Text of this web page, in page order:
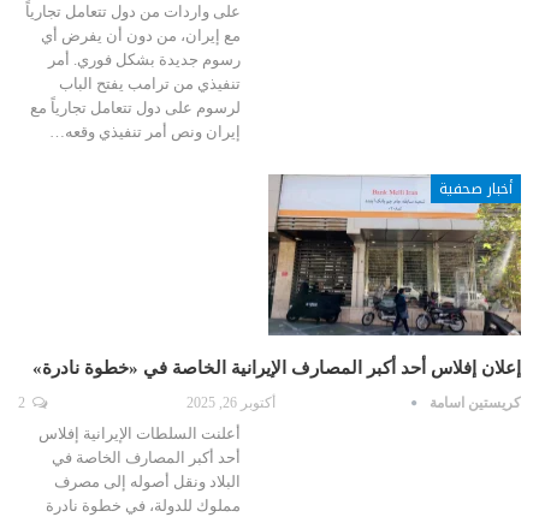
على واردات من دول تتعامل تجارياً
مع إيران، من دون أن يفرض أي
رسوم جديدة بشكل فوري. أمر
تنفيذي من ترامب يفتح الباب
لرسوم على دول تتعامل تجارياً مع
إيران ونص أمر تنفيذي وقعه…
أخبار صحفية
إعلان إفلاس أحد أكبر المصارف الإيرانية الخاصة في «خطوة نادرة»
كريستين اسامة أكتوبر 26, 2025
أعلنت السلطات الإيرانية إفلاس
أحد أكبر المصارف الخاصة في
البلاد ونقل أصوله إلى مصرف
مملوك للدولة، في خطوة نادرة